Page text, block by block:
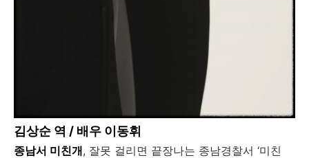
김상순 역 / 배우 이동휘
종남서 미친개, 잘못 걸리면 끝장나는 종남경찰서 ‘미친